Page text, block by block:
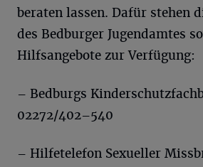
beraten lassen. Dafür stehen
des Bedburger Jugendamtes
Hilfsangebote zur Verfügung:
– Bedburgs
02272/402–540
– Hilfetelefon Sexueller